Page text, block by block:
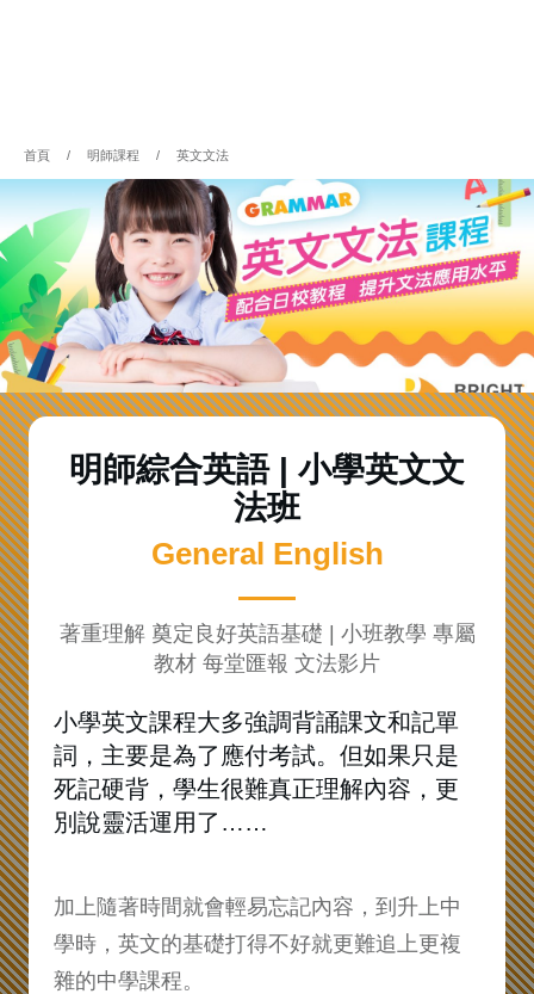
首頁 / 明師課程 / 英文文法
明師綜合英語
明師綜合英語 | 小學英文文
法班
General English
小學英文補習班推薦
著重理解 奠定良好英語基礎 | 小班教學 專屬
教材 每堂匯報 文法影片
小學英文課程大多強調背誦課文和記單
詞，主要是為了應付考試。但如果只是
死記硬背，學生很難真正理解內容，更
別說靈活運用了……
加上隨著時間就會輕易忘記內容，到升上中
學時，英文的基礎打得不好就更難追上更複
雜的中學課程。